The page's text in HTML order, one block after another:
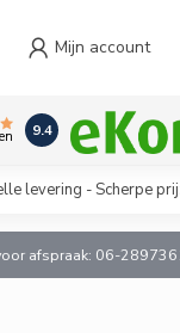
Mijn account
9.4
levering - Scherpe
afspraak: 06-